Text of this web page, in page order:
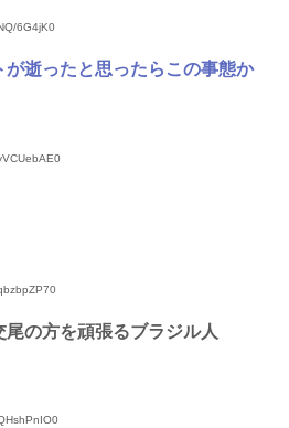
6G4jK0
が逝ったと思ったらこの事態か
の方を頑張るブラジル人